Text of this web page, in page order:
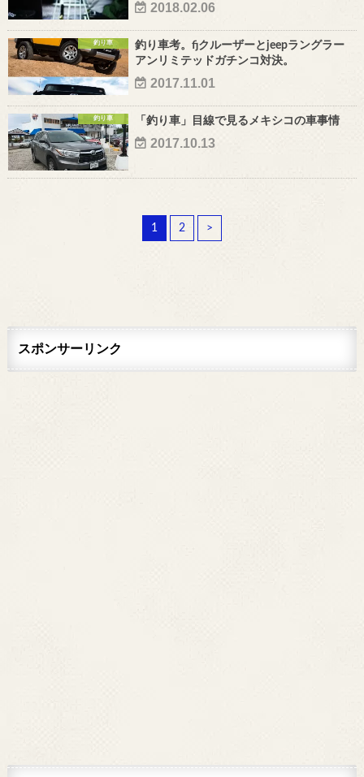
2018.02.06
釣り車
釣り車考。fjクルーザーとjeepラングラー
アンリミテッドガチンコ対決。
2017.11.01
釣り車 「釣り車」目線で見るメキシコの車事情
2017.10.13
1 2 >
スポンサーリンク